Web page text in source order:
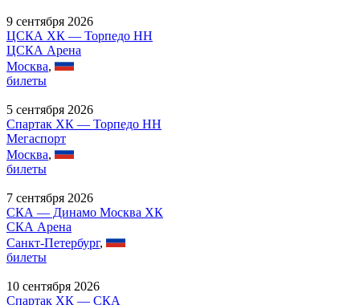
9 сентября 2026
ЦСКА ХК — Торпедо НН
ЦСКА Арена
Москва,
билеты
5 сентября 2026
Спартак ХК — Торпедо НН
Мегаспорт
Москва,
билеты
7 сентября 2026
СКА — Динамо Москва ХК
СКА Арена
Санкт-Петербург,
билеты
10 сентября 2026
Спартак ХК — СКА